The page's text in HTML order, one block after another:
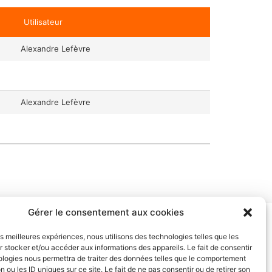
Gérer le consentement aux cookies
meilleures expériences, nous utilisons des technologies telles que les
stocker et/ou accéder aux informations des appareils. Le fait de consentir
nous permettra de traiter des données telles que le comportement
ou les ID uniques sur ce site. Le fait de ne pas consentir ou de retirer son
Utilisateur
Alexandre Lefèvre
Alexandre Lefèvre
qu’une sélection de jeux pour stimuler
de votre enfant.